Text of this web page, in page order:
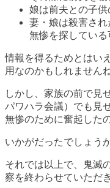
娘は前夫との子
妻・娘は殺害さ
無惨を探している
情報を得るためとはい
用なのかもしれませんね
しかし、家族の前で見
パワハラ会議）でも見
無惨のために奮起した
いかがだったでしょう
それでは以上で、鬼滅
察を終わらせていただ